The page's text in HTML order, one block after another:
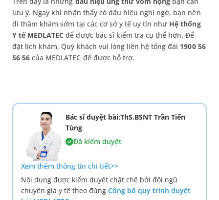
lưu ý. Ngay khi nhận thấy có dấu hiệu nghi ngờ, bạn nên
đi thăm khám sớm tại các cơ sở y tế uy tín như Hệ thống
Y tế MEDLATEC để được bác sĩ kiểm tra cụ thể hơn. Để
đặt lịch khám, Quý khách vui lòng liên hệ tổng đài 1900 56
56 56của MEDLATEC để được hỗ trợ.
Bác sĩ duyệt bài:ThS.BSNT Trần Tiến
Tùng
Đã kiểm duyệt
Xem thêm thông tin chi tiết>>
Nội dung được kiểm duyệt chặt chẽ bởi đội ngũ
chuyên gia y tế theo đúng Công bố quy trình duyệt